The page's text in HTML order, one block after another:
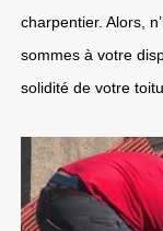
charpentier. Alors,
sommes à votre
solidité de votre